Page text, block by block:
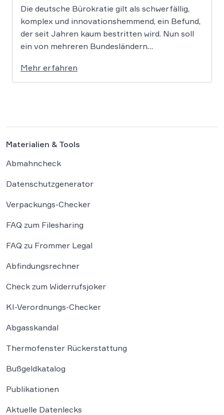
Die deutsche Bürokratie gilt als schwerfällig,
komplex und innovationshemmend, ein Befund,
der seit Jahren kaum bestritten wird. Nun soll
ein von mehreren Bundesländern
schaffen. Der Ansatz ist ambitioniert:
Unternehmensgründungen sollen künftig
Mehr erfahren
Materialien & Tools
Abmahncheck
Datenschutzgenerator
Verpackungs-Checker
FAQ zum Filesharing
FAQ zu Frommer Legal
Abfindungsrechner
Check zum Widerrufsjoker
KI-Verordnungs-Checker
Abgasskandal
Thermofenster Rückerstattung
Bußgeldkatalog
Publikationen
Aktuelle Datenlecks